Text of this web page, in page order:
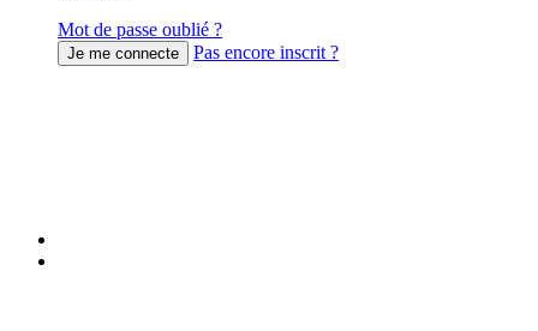
Mot de passe oublié ?
Pas encore inscrit ?